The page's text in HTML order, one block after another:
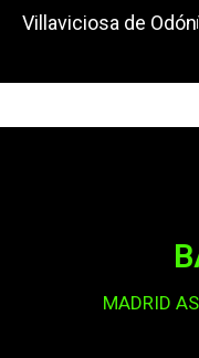
Villaviciosa de Odón
MADRID